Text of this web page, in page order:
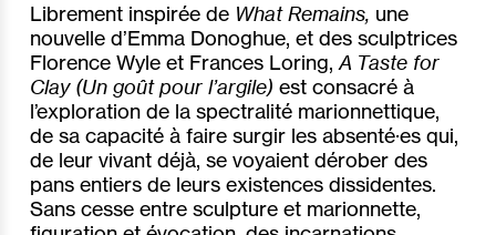
Librement inspirée de What Remains, une
nouvelle d’Emma Donoghue, et des sculptrices
Florence Wyle et Frances Loring, A Taste for
Clay (Un goût pour l’argile) est consacré à
l’exploration de la spectralité marionnettique,
de sa capacité à faire surgir les absenté·es qui,
de leur vivant déjà, se voyaient dérober des
pans entiers de leurs existences dissidentes.
Sans cesse entre sculpture et marionnette,